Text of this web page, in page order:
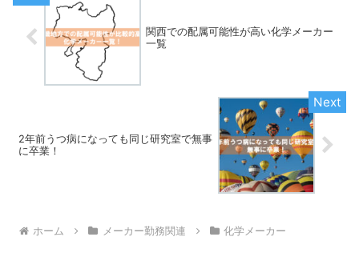
関西での配属可能性が高い化学メーカー
一覧
2年前うつ病になっても同じ研究室で無事
に卒業！
ホーム メーカー勤務関連 化学メーカー